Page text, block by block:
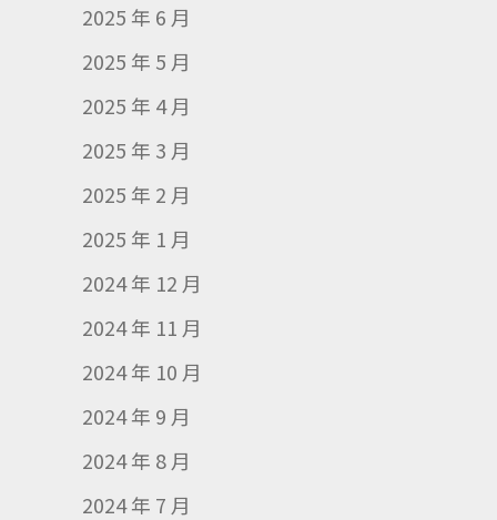
2025 年 6 月
2025 年 5 月
2025 年 4 月
2025 年 3 月
2025 年 2 月
2025 年 1 月
2024 年 12 月
2024 年 11 月
2024 年 10 月
2024 年 9 月
2024 年 8 月
2024 年 7 月